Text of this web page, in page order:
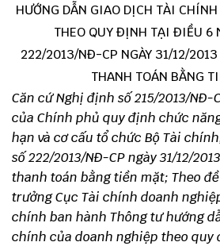
HƯỚNG DẪN GIAO DỊCH TÀI
THEO QUY ĐỊNH TẠI ĐIỀU 6
222/2013/NĐ-CP NGÀY 31/12/2013
THANH TOÁN BẰNG
Căn cứ Nghị định số 215/2013/NĐ-
của Chính phủ quy định chức
hạn và cơ cấu tổ chức Bộ Tài
số 222/2013/NĐ-CP ngày 31/12/
thanh toán bằng tiền mặt; Theo
trưởng Cục Tài chính doanh
chính ban hành Thông tư hướng
chính của doanh nghiệp theo quy